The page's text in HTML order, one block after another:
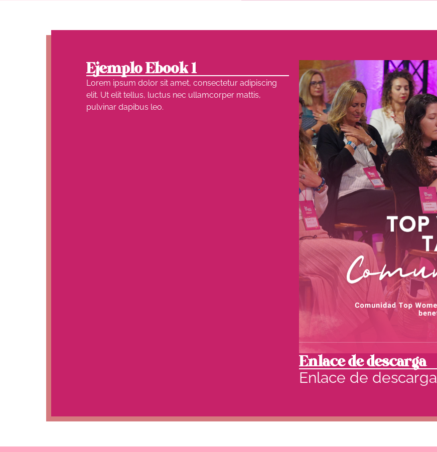
Ejemplo Ebook 1
Lorem ipsum dolor sit amet, consectetur adipiscing
elit. Ut elit tellus, luctus nec ullamcorper mattis,
pulvinar dapibus leo.
Enlace de descarga
Enlace de descarga